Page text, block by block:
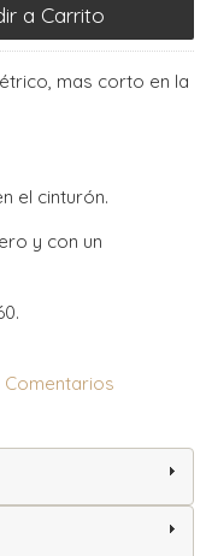
a Carrito
mas corto en la
el cinturón.
y con un
Comentarios